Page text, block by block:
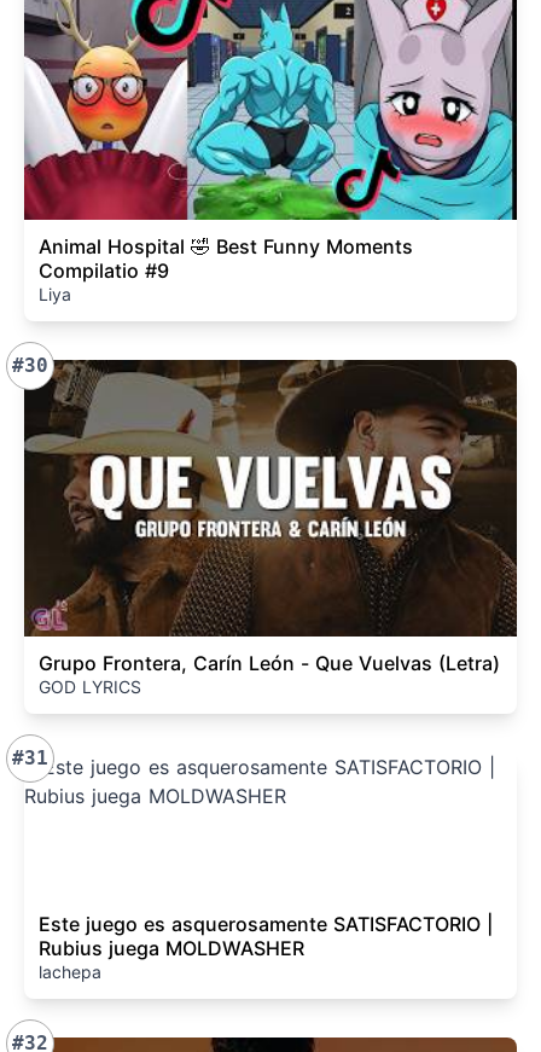
Animal Hospital 🤣 Best Funny Moments
Compilatio #9
Liya
#30
Grupo Frontera, Carín León - Que Vuelvas (Letra)
GOD LYRICS
#31
Este juego es asquerosamente SATISFACTORIO |
Rubius juega MOLDWASHER
lachepa
#32